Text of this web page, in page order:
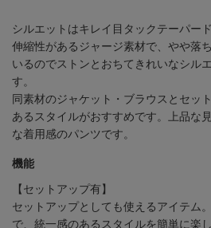
シルエットはキレイ目タックテーパー
伸縮性があるジャージ素材で、やや落
いるのでストンとおちてきれいなシル
す。
同素材のジャケット・ブラウスとセッ
あるスタイルがおすすめです。上品な
な着用感のパンツです。
機能
【セットアップ有】
セットアップとしても使えるアイテム
で、統一感のあるスタイルを簡単に楽し